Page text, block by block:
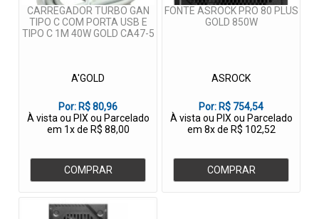
CARREGADOR TURBO GAN
TIPO C COM PORTA USB E
TIPO C 1M 40W GOLD CA47-5
A'GOLD
Por: R$ 80,96
À vista ou PIX ou Parcelado
em 1x de R$ 88,00
COMPRAR
FONTE ASROCK PRO 80 PLUS
GOLD 850W
ASROCK
Por: R$ 754,54
À vista ou PIX ou Parcelado
em 8x de R$ 102,52
COMPRAR